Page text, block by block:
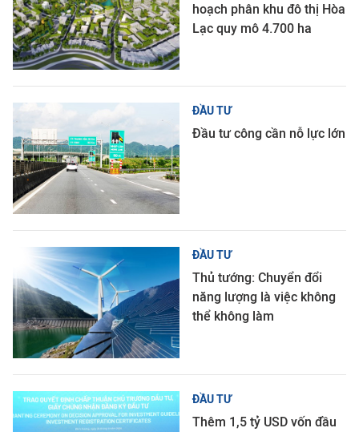
hoạch phân khu đô thị Hòa
Lạc quy mô 4.700 ha
ĐẦU TƯ
Đầu tư công cần nỗ lực lớn
ĐẦU TƯ
Thủ tướng: Chuyển đổi
năng lượng là việc không
thể không làm
ĐẦU TƯ
Thêm 1,5 tỷ USD vốn đầu